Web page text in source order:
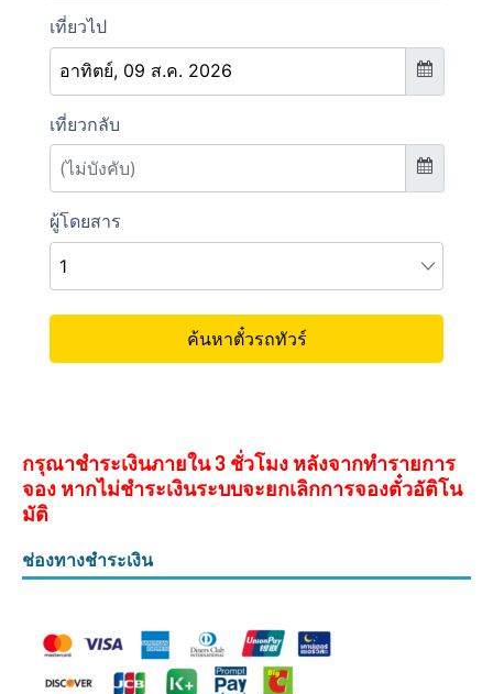
กรุณาชำระเงินภายใน 3 ชั่วโมง หลังจากทำรายการ
จอง หากไม่ชำระเงินระบบจะยกเลิกการจองตั๋วอัติโน
มัติ
ช่องทางชำระเงิน